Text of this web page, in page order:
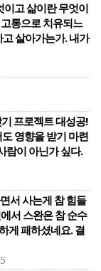
이고 삶이란 무엇이
통으로 치유되느
살아가는가. 내가
프로젝트 대성공!
영향을 받기 마련
람이 아닌가 싶다.
서 사는게 참 힘들
서 스완은 참 순수
게 패하셨네요. 결